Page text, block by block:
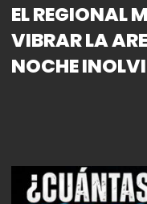
EL REGIONAL
VIBRAR LA
NOCHE